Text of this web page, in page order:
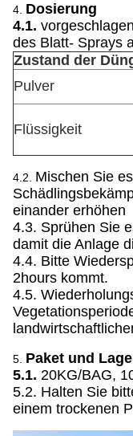
4. Dosierung
4.1.
des Blatt- Sprays
Zustand der
Pulver
Flüssigkeit
4.2. Mischen Sie
einander erhöhen
4.3. Sprühen Sie
damit die Anlage
4.4. Bitte
2hours kommt.
4.5.
5. Paket und
5.1. 20KG/BAG,
5.2. Halten Sie
einem trockenen